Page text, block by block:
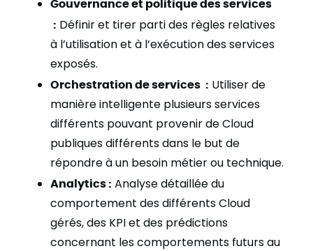
Gouvernance et politique des services
: Définir et tirer parti des règles relatives
à l’utilisation et à l’exécution des services
exposés.
Orchestration de services : Utiliser de
manière intelligente plusieurs services
différents pouvant provenir de Cloud
publiques différents dans le but de
répondre à un besoin métier ou technique.
Analytics : Analyse détaillée du
comportement des différents Cloud
gérés, des KPI et des prédictions
concernant les comportements futurs au